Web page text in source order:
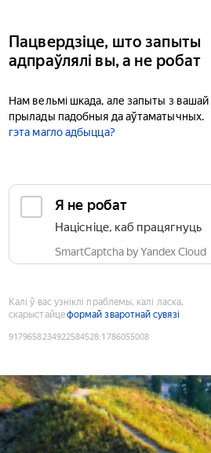
Пацвердзіце, што запыты
адпраўлялі вы, а не робат
Нам вельмі шкада, але запыты з вашай
прылады падобныя да аўтаматычных.
гэта магло адбыцца?
Я не робат
Націсніце, каб працягнуць
SmartCaptcha by Yandex Cloud
Калі ў вас узніклі праблемы, калі ласка,
скарыстайцеформай зваротнай сувязі
9179658234922584528:1786055008